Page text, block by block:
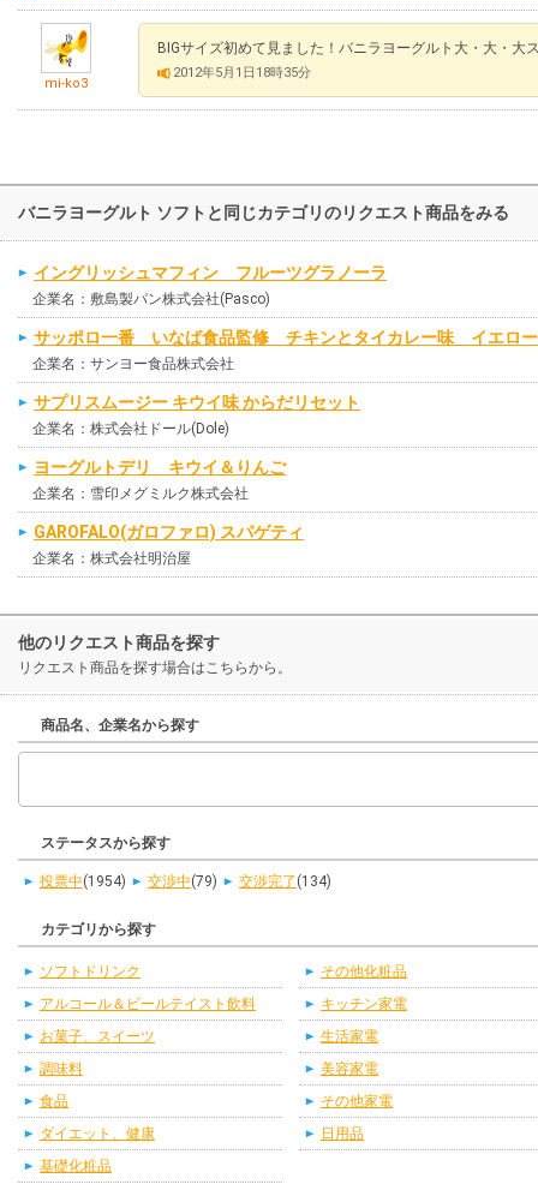
mi-ko3
BIGサイズ初めて見ました！バニラヨーグルト大・大・大
2012年5月1日18時35分
バニラヨーグルト ソフトと同じカテゴリのリクエスト商品をみる
イングリッシュマフィン フルーツグラノーラ
企業名：敷島製パン株式会社(Pasco)
サッポロ一番 いなば食品監修 チキンとタイカレー味 イエロー
企業名：サンヨー食品株式会社
サプリスムージー キウイ味 からだリセット
企業名：株式会社ドール(Dole)
ヨーグルトデリ キウイ＆りんご
企業名：雪印メグミルク株式会社
GAROFALO(ガロファロ) スパゲティ
企業名：株式会社明治屋
他のリクエスト商品を探す
リクエスト商品を探す場合はこちらから。
商品名、企業名から探す
ステータスから探す
投票中(1954) 交渉中(79) 交渉完了 (134)
カテゴリから探す
ソフトドリンク
アルコール＆ビールテイスト飲料
お菓子、スイーツ
調味料
食品
ダイエット、健康
基礎化粧品
その他化粧品
キッチン家電
生活家電
美容家電
その他家電
日用品